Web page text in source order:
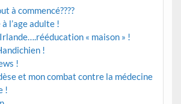
à commencé????
à l’age adulte !
« maison » !
!
!
et mon combat contre la médecine
!